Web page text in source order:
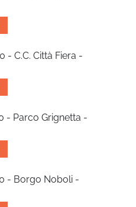
- C.C. Città Fiera -
- Parco Grignetta -
- Borgo Noboli -